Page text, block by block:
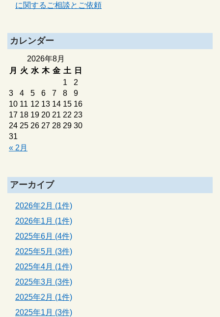
に関するご相談とご依頼
カレンダー
2026年8月
月
火 水 木 金 土 日
« 2月
1
2
3
4 5 6 7 8
9
10 11 12 13 14 15 16
17 18 19 20 21 22 23
24 25 26 27 28 29 30
31
アーカイブ
2026年2月 (1件)
2026年1月 (1件)
2025年6月 (4件)
2025年5月 (3件)
2025年4月 (1件)
2025年3月 (3件)
2025年2月 (1件)
2025年1月 (3件)